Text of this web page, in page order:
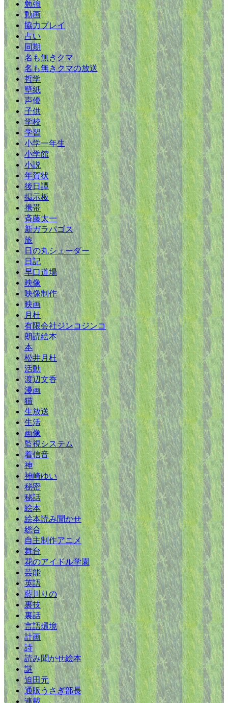
勉強
動画
協力プレイ
占い
同期
名も無きクマ
名も無きクマの放送
哲学
壁紙
声優
子供
学校
学習
小学一年生
小学館
小説
年賀状
後日譚
掲示板
携帯
斉藤太一
新ガラパゴス
旅
日の丸シェーダー
日記
早口道場
映像
映像制作
映画
月杜
有限会社ジンコジンコ
朗読絵本
本
松井月杜
活動
渡辺文香
漫画
猫
生放送
生活
画像
監視システム
着信音
神
神崎ゆい
秘密
秘話
絵本
絵本読み聞かせ
総合
自主制作アニメ
舞台
花のアイドル学園
芸能
英語
藍川りの
裏技
裏話
言語環境
計画
詩
読み聞かせ絵本
謎
迫田元
通販うさぎ部長
連載